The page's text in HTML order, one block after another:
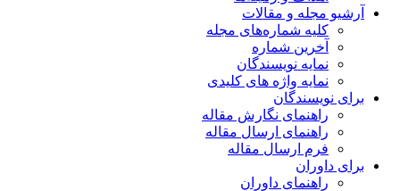
آرشیو مجله و مقالات
کلیه شماره‌های مجله
آخرین شماره
نمایه نویسندگان
نمایه واژه های کلیدی
برای نویسندگان
راهنمای نگارش مقاله
راهنمای ارسال مقاله
فرم ارسال مقاله
برای داوران
راهنمای داوران